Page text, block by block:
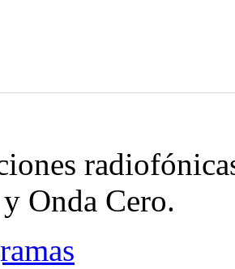
Onda Cero.